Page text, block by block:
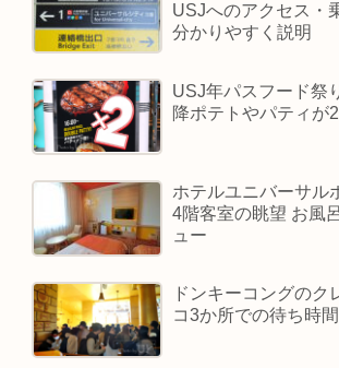
USJへのアクセス・
分かりやすく説明
USJ年パスフード祭
降ポテトやパティが
ホテルユニバーサル
4階客室の眺望 お風
ュー
ドンキーコングのク
コ3か所での待ち時